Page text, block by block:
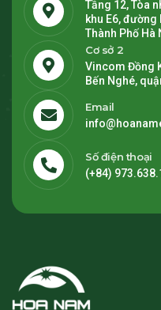
Tầng 12, Tòa
khu E6,
Thành Phố Hà
Cơ sở 2
Vincom Đồng
Bến Nghé,
Email
Số điện thoại
(+84)